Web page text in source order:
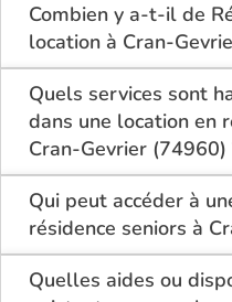
Combien y a-t-il de
location à Cran-
Sur le site Logement-
actuellement 1
Cran-Gevrier (74960).
Quels services sont
dans une location en
Cran-Gevrier (74960)
En location à Cran-
seniors inclut
communs, l’accès à
accueil / surveillance,
repas optionnel.
peuvent faire monter le
Qui peut accéder à
résidence seniors à
La location en
(74960) s’adresse aux
Quelles aides ou